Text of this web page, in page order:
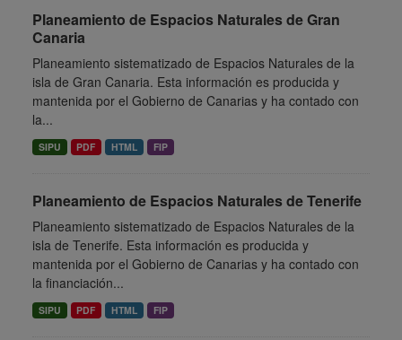
Planeamiento de Espacios Naturales de Gran
Canaria
Planeamiento sistematizado de Espacios Naturales de la
isla de Gran Canaria. Esta información es producida y
mantenida por el Gobierno de Canarias y ha contado con
la...
SIPU PDF HTML FIP
Planeamiento de Espacios Naturales de Tenerife
Planeamiento sistematizado de Espacios Naturales de la
isla de Tenerife. Esta información es producida y
mantenida por el Gobierno de Canarias y ha contado con
la financiación...
SIPU PDF HTML FIP